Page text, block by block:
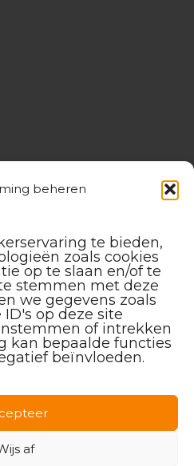
beheren
te bieden,
zoals cookies
op te slaan en/of te
stemmen met deze
we gegevens zoals
op deze site
of intrekken
kan bepaalde functies
beïnvloeden.
af